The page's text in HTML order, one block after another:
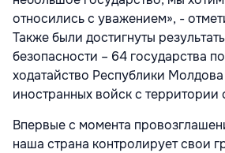
относились с уважением», -
Также были достигнуты
безопасности – 64 государства
ходатайство Республики
иностранных войск с территории
Впервые с момента
наша страна контролирует свои